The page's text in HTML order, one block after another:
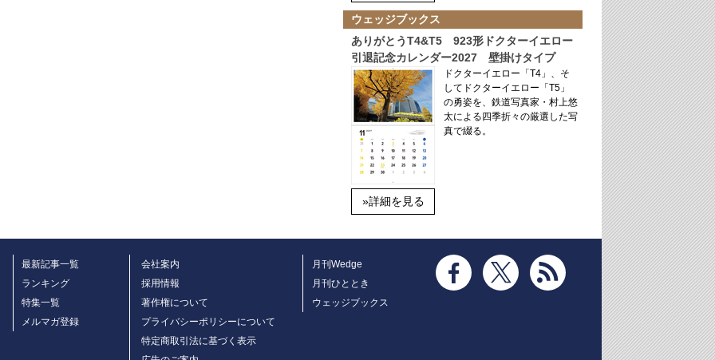
ウェッジブックス
ありがとうT4&T5 923形ドクターイエロー
引退記念カレンダー2027 壁掛けタイプ
»詳細を見る
ドクターイエロー「T4」、そ
してドクターイエロー「T5」
の勇姿を、鉄道写真家・村上悠
太による四季折々の厳選した写
真で綴る。
最新記事一覧
ランキング
特集一覧
メルマガ登録
会社案内
採用情報
著作権について
プライバシーポリシーについて
特定商取引法に基づく表示
月刊Wedge
月刊ひととき
ウェッジブックス